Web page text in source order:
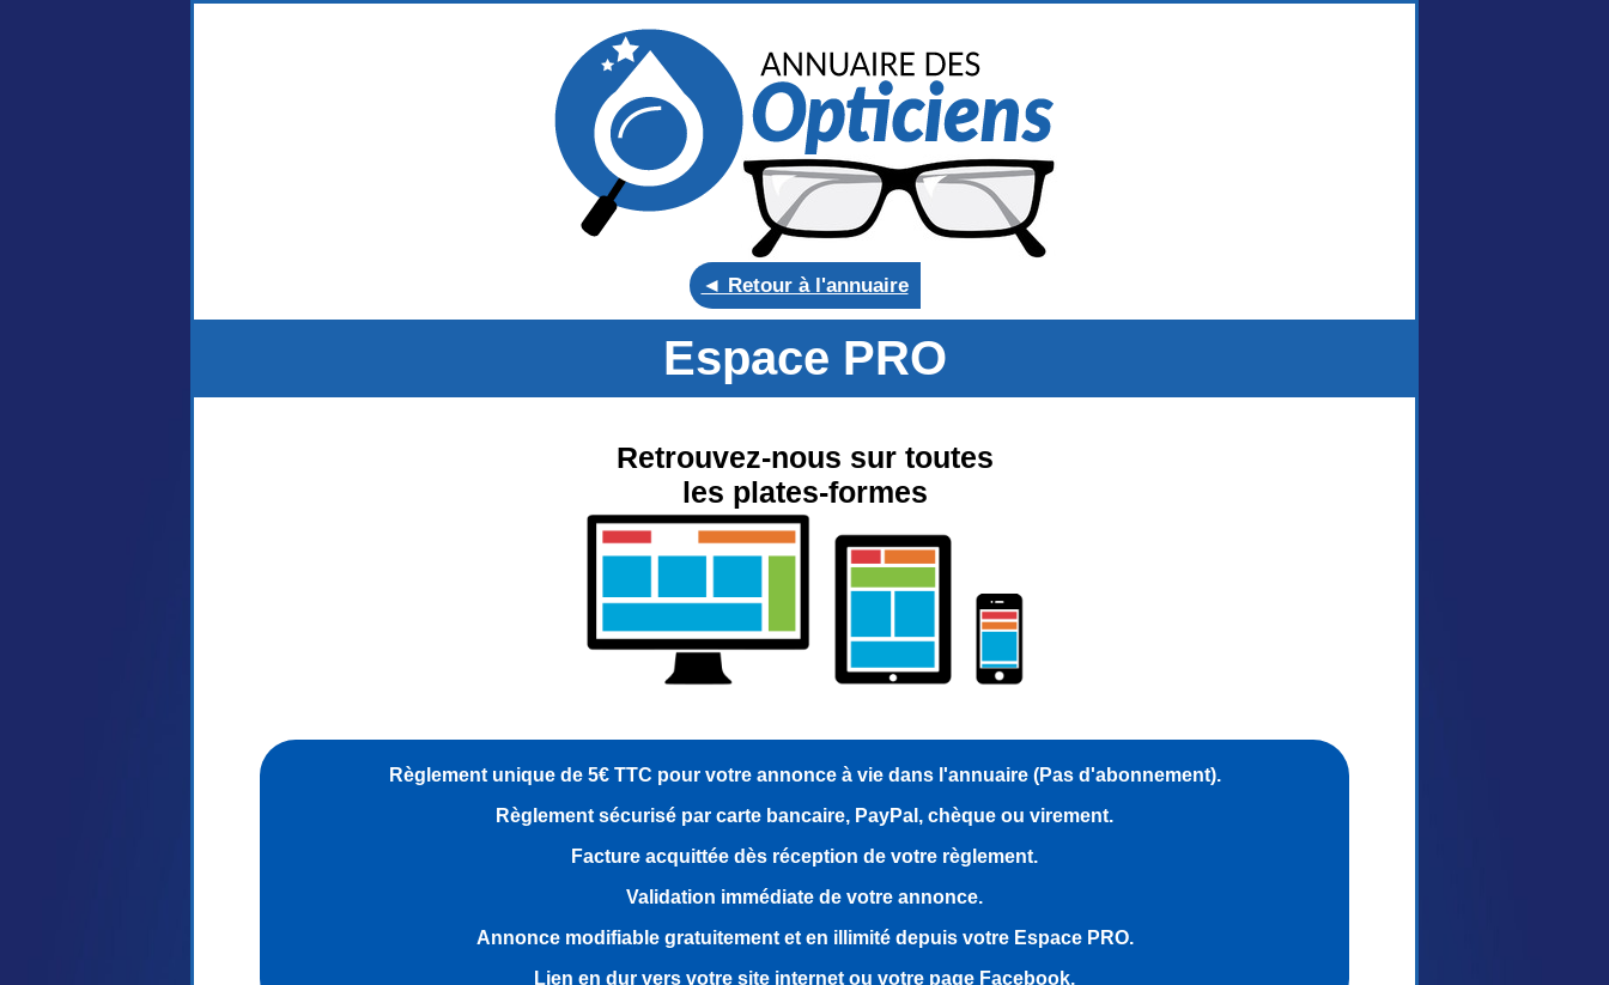
◄ Retour à l'annuaire
Espace PRO
Retrouvez-nous sur toutes
les plates-formes
Règlement unique de 5€ TTC pour votre annonce à vie dans l'annuaire (Pas d'abonnement).
Règlement sécurisé par carte bancaire, PayPal, chèque ou virement.
Facture acquittée dès réception de votre règlement.
Validation immédiate de votre annonce.
Annonce modifiable gratuitement et en illimité depuis votre Espace PRO.
Lien en dur vers votre site internet ou votre page Facebook.